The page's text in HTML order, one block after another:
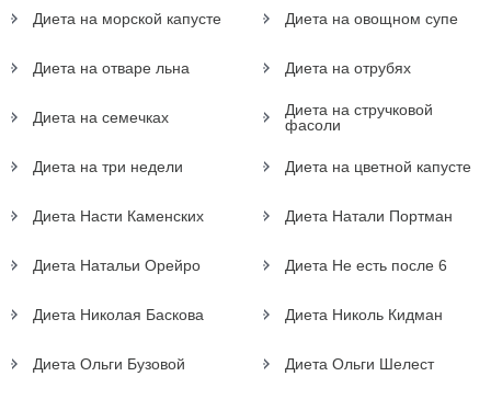
Диета на морской капусте Диета на овощном супе
Диета на отваре льна Диета на отрубях
Диета на семечках
Диета на стручковой
фасоли
Диета на три недели Диета на цветной капусте
Диета Насти Каменских Диета Натали Портман
Диета Натальи Орейро Диета Не есть после 6
Диета Николая Баскова Диета Николь Кидман
Диета Ольги Бузовой Диета Ольги Шелест